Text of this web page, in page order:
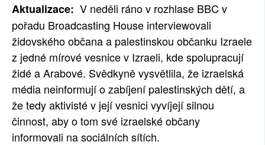
PŘÍSPĚVKY NA PROVOZ
SOCIÁLNÍ SÍTĚ
RUBRIKY
PLNÁ VERZE STRÁNEK
Aktualizace: V neděli ráno v rozhlase BBC v
pořadu Broadcasting House interviewovali
židovského občana a palestinskou občanku Izraele
z jedné mírové vesnice v Izraeli, kde spolupracují
židé a Arabové. Svědkyně vysvětlila, že izraelská
média neinformují o zabíjení palestinských dětí, a
že tedy aktivisté v její vesnici vyvíjejí silnou
činnost, aby o tom své izraelské občany
informovali na sociálních sítích.